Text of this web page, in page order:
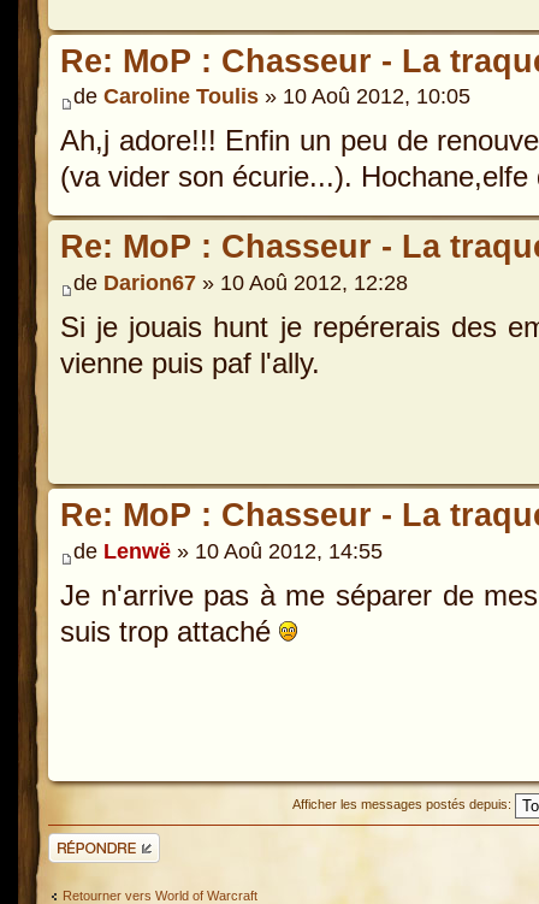
Re: MoP : Chasseur - La
de Caroline Toulis » 10 Aoû 2012, 10:05
Ah,j adore!!! Enfin un peu de
(va vider son écurie...).
Re: MoP : Chasseur - La
de Darion67 » 10 Aoû 2012, 12:28
Si je jouais hunt je repérerais des
vienne puis paf l'ally.
Re: MoP : Chasseur - La
de Lenwë » 10 Aoû 2012, 14:55
Je n'arrive pas à me séparer de
suis trop attaché
Afficher les messages postés depuis:
Répondre
Retourner vers World of Warcraft